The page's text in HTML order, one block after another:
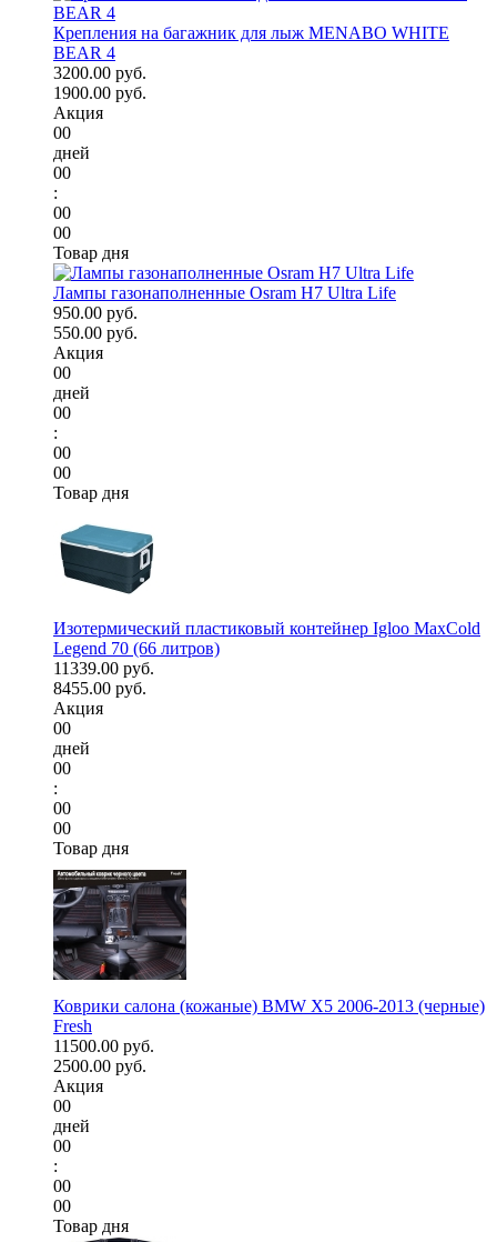
Крепления на багажник для лыж MENABO WHITE
BEAR 4
3200.00 руб.
1900.00 руб.
Акция
00
дней
00
:
00
00
Товар дня
Лампы газонаполненные Osram H7 Ultra Life
950.00 руб.
550.00 руб.
Акция
00
дней
00
:
00
00
Товар дня
Изотермический пластиковый контейнер Igloo MaxCold
Legend 70 (66 литров)
11339.00 руб.
8455.00 руб.
Акция
00
дней
00
:
00
00
Товар дня
Коврики салона (кожаные) BMW X5 2006-2013 (черные)
Fresh
11500.00 руб.
2500.00 руб.
Акция
00
дней
00
:
00
00
Товар дня